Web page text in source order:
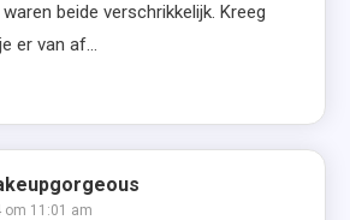
beide verschrikkelijk. Kreeg
er van af…
om 11:01 am